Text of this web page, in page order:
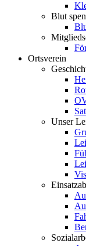
Blut
Ortsverein
Unser